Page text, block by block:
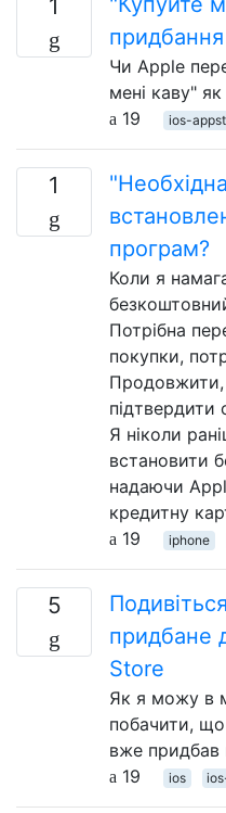
1
Чи Apple
мені каву"
19
ios-
1
програм?
Коли я
Потрібна
покупки,
Продовжити,
підтвердити
Я ніколи
встановити
надаючи
кредитну
19
iphone
5
придбане
Store
Як я можу в
побачити,
вже придбав
19
ios